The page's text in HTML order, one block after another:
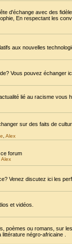
d'échange avec des
En respectant les
aux nouvelles
Vous pouvez échanger
lié au racisme
sur des faits de
Alex
forum
Alex
Venez discutez ici les
et vidéos.
poèmes ou romans, sur
négro-africaine .